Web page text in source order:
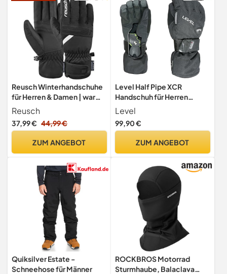
Reusch Winterhandschuhe
für Herren & Damen | warm,
wasserdicht & Winddicht
Reusch
37,99 € 44,99 €
ZUM ANGEBOT
Level Half Pipe XCR
Handschuh für Herren
schwarz schwarz Large/9-
Inch
Level
99,90 €
ZUM ANGEBOT
Quiksilver Estate -
Schneehose für Männer
ROCKBROS Motorrad
Sturmhaube, Balaclava